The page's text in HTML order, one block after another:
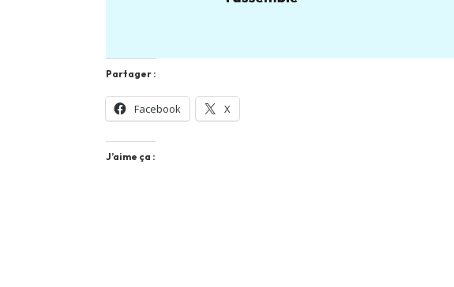
Partager :
Facebook X
J’aime ça :